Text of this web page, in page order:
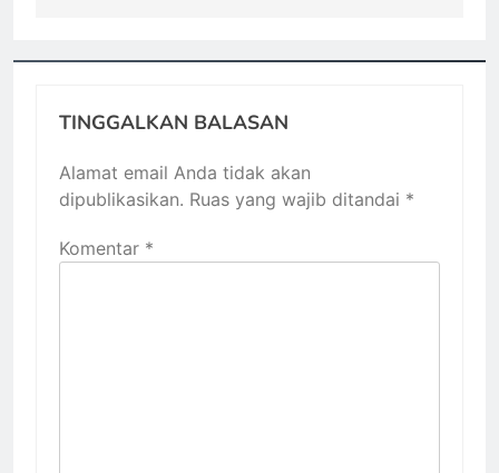
TINGGALKAN BALASAN
Alamat email Anda tidak akan
dipublikasikan. Ruas yang wajib ditandai *
Komentar *